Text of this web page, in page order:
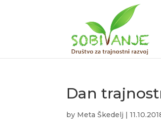
Dan
by Meta Škedelj |